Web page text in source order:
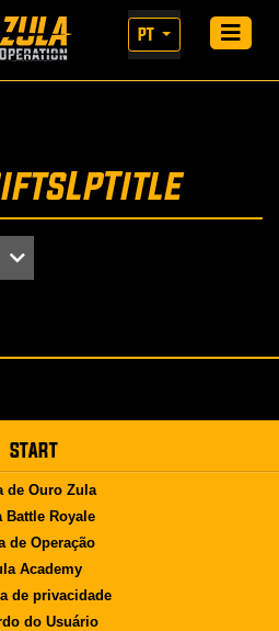
PT
START
de Ouro Zula
Battle Royale
de Operação
Academy
de privacidade
do Usuário